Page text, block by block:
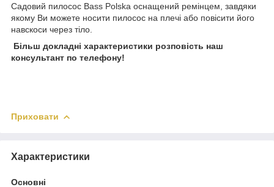
Садовий пилосос Bass Polska оснащений ремінцем, завдяки
якому Ви можете носити пилосос на плечі або повісити його
навскоси через тіло.
Більш докладні характеристики розповість наш
консультант по телефону!
Приховати
Характеристики
Основні